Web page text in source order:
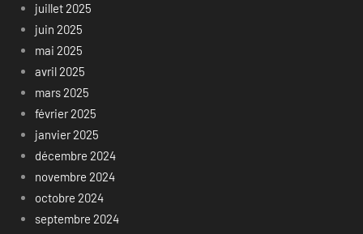
juillet 2025
juin 2025
mai 2025
avril 2025
mars 2025
février 2025
janvier 2025
décembre 2024
novembre 2024
octobre 2024
septembre 2024